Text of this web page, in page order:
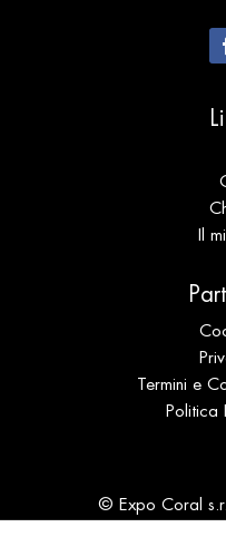
Il
Termini e
Politica
© Expo Coral